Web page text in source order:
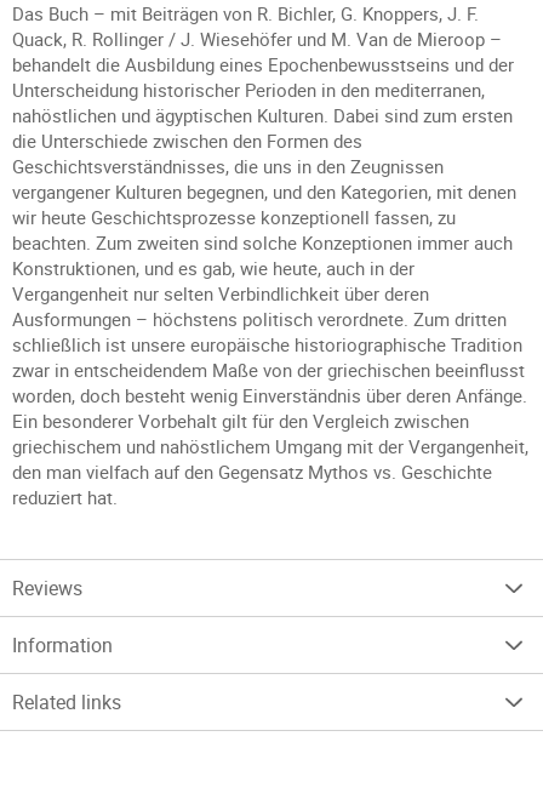
Das Buch – mit Beiträgen von R. Bichler, G. Knoppers, J. F.
Quack, R. Rollinger / J. Wiesehöfer und M. Van de Mieroop –
behandelt die Ausbildung eines Epochenbewusstseins und der
Unterscheidung historischer Perioden in den mediterranen,
nahöstlichen und ägyptischen Kulturen. Dabei sind zum ersten
die Unterschiede zwischen den Formen des
Geschichtsverständnisses, die uns in den Zeugnissen
vergangener Kulturen begegnen, und den Kategorien, mit denen
wir heute Geschichtsprozesse konzeptionell fassen, zu
beachten. Zum zweiten sind solche Konzeptionen immer auch
Konstruktionen, und es gab, wie heute, auch in der
Vergangenheit nur selten Verbindlichkeit über deren
Ausformungen – höchstens politisch verordnete. Zum dritten
schließlich ist unsere europäische historiographische Tradition
zwar in entscheidendem Maße von der griechischen beeinflusst
worden, doch besteht wenig Einverständnis über deren Anfänge.
Ein besonderer Vorbehalt gilt für den Vergleich zwischen
griechischem und nahöstlichem Umgang mit der Vergangenheit,
den man vielfach auf den Gegensatz Mythos vs. Geschichte
reduziert hat.
Reviews
Information
Related links